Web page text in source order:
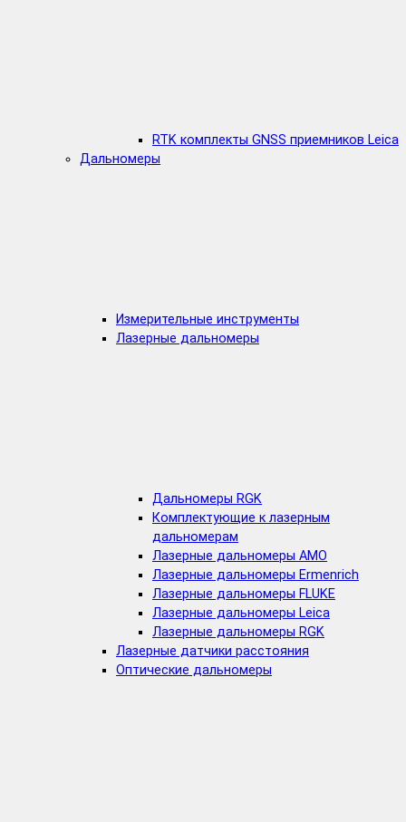
RTK комплекты GNSS приемников Leica
Дальномеры
Измерительные инструменты
Лазерные дальномеры
Дальномеры RGK
Комплектующие к лазерным
дальномерам
Лазерные дальномеры AMO
Лазерные дальномеры Ermenrich
Лазерные дальномеры FLUKE
Лазерные дальномеры Leica
Лазерные дальномеры RGK
Лазерные датчики расстояния
Оптические дальномеры